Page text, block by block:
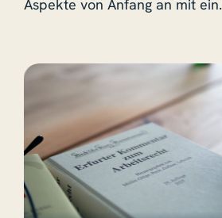
Aspekte von Anfang an mit ein.